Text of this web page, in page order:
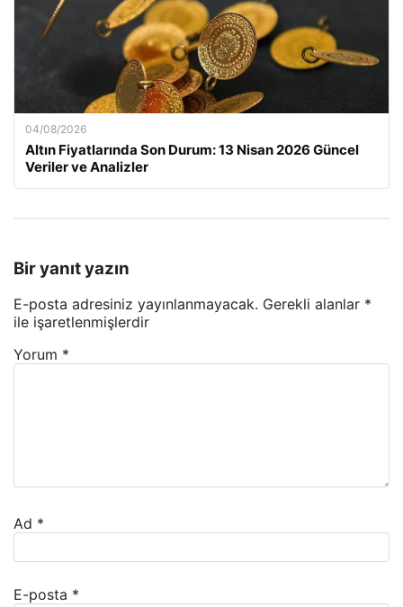
04/08/2026
Altın Fiyatlarında Son Durum: 13 Nisan 2026 Güncel
Veriler ve Analizler
Bir yanıt yazın
E-posta adresiniz yayınlanmayacak. Gerekli alanlar *
ile işaretlenmişlerdir
Yorum *
Ad *
E-posta *